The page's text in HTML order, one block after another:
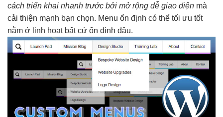
cách triển khai nhanh trước bởi mở rộng dễ giao diện mà
cải thiện mạnh bạn chọn. Menu ổn định có thể tối ưu tốt
nằm ở linh hoạtbất cứ ổn định đâu.